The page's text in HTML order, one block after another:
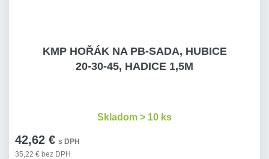
KMP HOŘÁK NA PB-SADA, HUBICE
20-30-45, HADICE 1,5M
42,62 € s DPH
35,22 € bez DPH
Skladom > 10 ks